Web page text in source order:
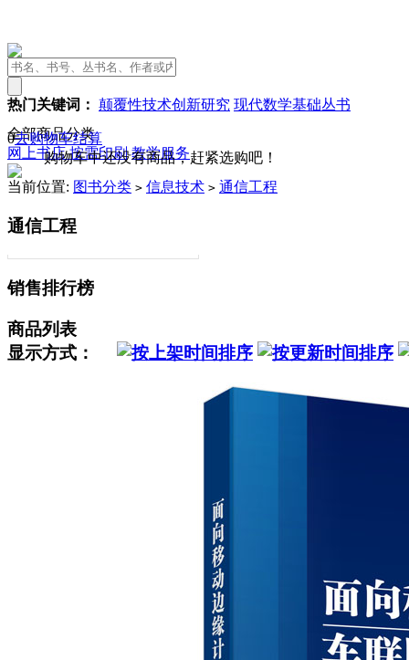
热门关键词： 颠覆性技术创新研究 现代数学基础丛书
0去购物车结算
购物车中还没有商品，赶紧选购吧！
全部商品分类
网上书店按需印刷 教学服务
当前位置: 图书分类 > 信息技术 > 通信工程
通信工程
销售排行榜
商品列表
显示方式：